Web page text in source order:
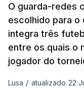
O ex-lateral do
“é um enorme
qualquer jogador
O guarda-redes
escolhido para o
integra três
entre os quais o
jogador do
Lusa / atualizado 22